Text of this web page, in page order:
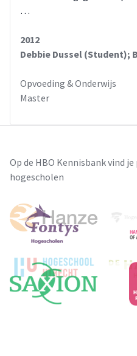
…
2012
Debbie Dussel (Student);
Opvoeding & Onderwijs
Master
Op de HBO Kennisbank vind
hogescholen